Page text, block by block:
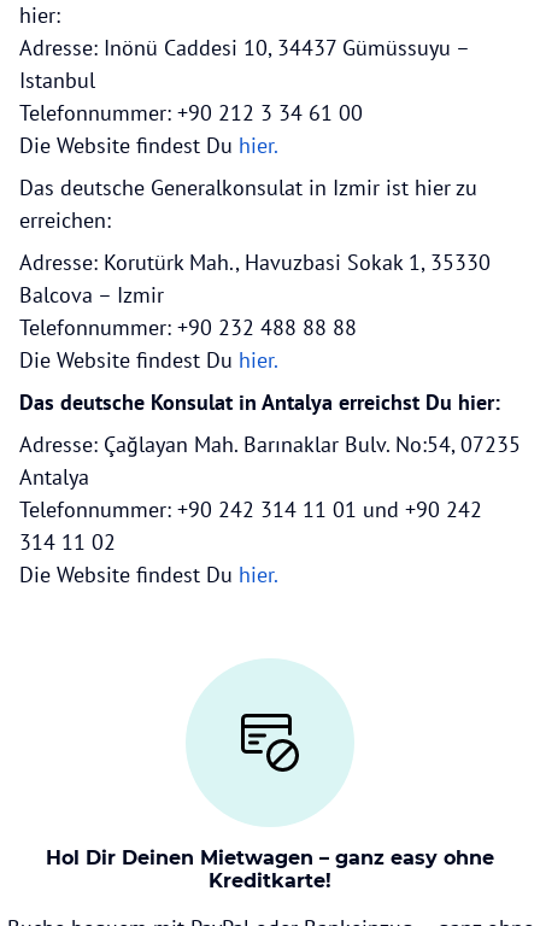
hier:
Adresse: Inönü Caddesi 10, 34437 Gümüssuyu –
Istanbul
Telefonnummer: +90 212 3 34 61 00
Die Website findest Du hier.
Das deutsche Generalkonsulat in Izmir ist hier zu
erreichen:
Adresse: Korutürk Mah., Havuzbasi Sokak 1, 35330
Balcova – Izmir
Telefonnummer: +90 232 488 88 88
Die Website findest Du hier.
Das deutsche Konsulat in Antalya erreichst Du hier:
Adresse: Çağlayan Mah. Barınaklar Bulv. No:54, 07235
Antalya
Telefonnummer: +90 242 314 11 01 und +90 242
314 11 02
Die Website findest Du hier.
Hol Dir Deinen Mietwagen – ganz easy ohne
Kreditkarte!